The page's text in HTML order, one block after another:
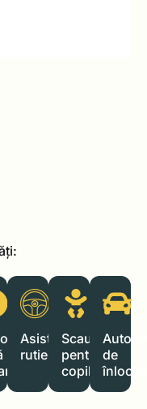
Asistență
rutieră
Scaun
pentru
copil
de